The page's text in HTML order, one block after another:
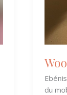
du